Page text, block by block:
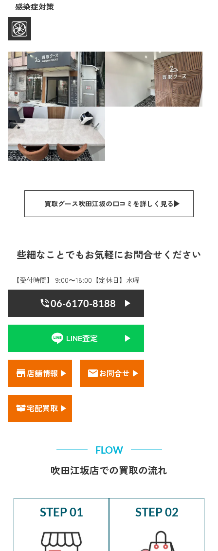
感染症対策
買取グース吹田江坂の口コミを詳しく見る
些細なことでもお気軽にお問合せください
【受付時間】 9:00〜18:00【定休日】水曜
06-6170-8188
LINE査定
店舗情報 お問合せ
宅配買取
FLOW
吹田江坂店での買取の流れ
STEP 01 STEP 02